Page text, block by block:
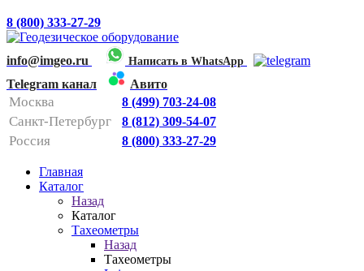
8 (800) 333-27-29
info@imgeo.ru Написать в WhatsApp
Telegram канал Авито
Москва 8 (499) 703-24-08
Санкт-Петербург 8 (812) 309-54-07
Россия 8 (800) 333-27-29
Главная
Каталог
Назад
Каталог
Тахеометры
Назад
Тахеометры